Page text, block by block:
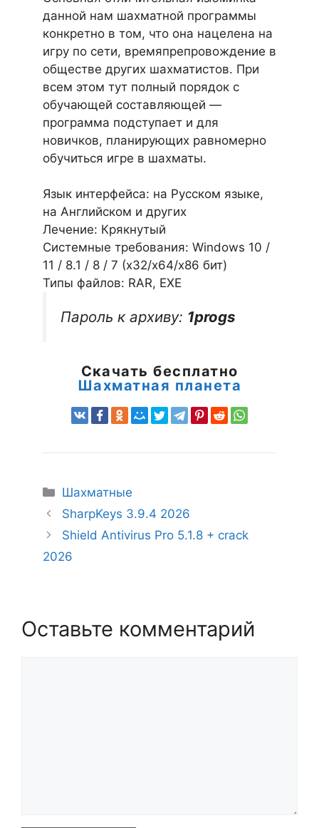
данной нам шахматной программы
конкретно в том, что она нацелена на
игру по сети, времяпрепровождение в
обществе других шахматистов. При
всем этом тут полный порядок с
обучающей составляющей —
программа подступает и для
новичков, планирующих равномерно
обучиться игре в шахматы.
Язык интерфейса: на Русском языке,
на Английском и других
Лечение: Крякнутый
Системные требования: Windows 10 /
11 / 8.1 / 8 / 7 (х32/x64/x86 бит)
Типы файлов: RAR, EXE
Пароль к архиву: 1progs
Скачать бесплатно
Шахматная планета
Рубрики
Шахматные
SharpKeys 3.9.4 2026
Shield Antivirus Pro 5.1.8 + crack
2026
Оставьте комментарий